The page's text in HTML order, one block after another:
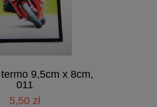
9,5cm x 8cm,
011
5,50 zł